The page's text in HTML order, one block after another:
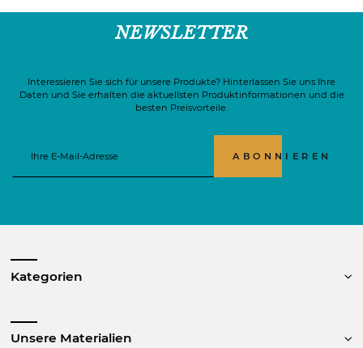
NEWSLETTER
Interessieren Sie sich für unsere Produkte? Hinterlassen Sie uns Ihre
Daten und Sie erhalten die aktuellsten Produktinformationen und die
besten Preisvorteile.
ABONNIEREN
Kategorien
Unsere Materialien